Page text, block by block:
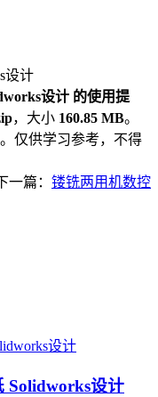
设计
设计 的使用提
，大小 160.85 MB。
。仅供学习参考，不得
一篇： 镂铣两用机数控
Solidworks设计